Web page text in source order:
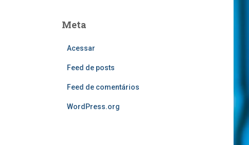
Meta
Acessar
Feed de posts
Feed de comentários
WordPress.org